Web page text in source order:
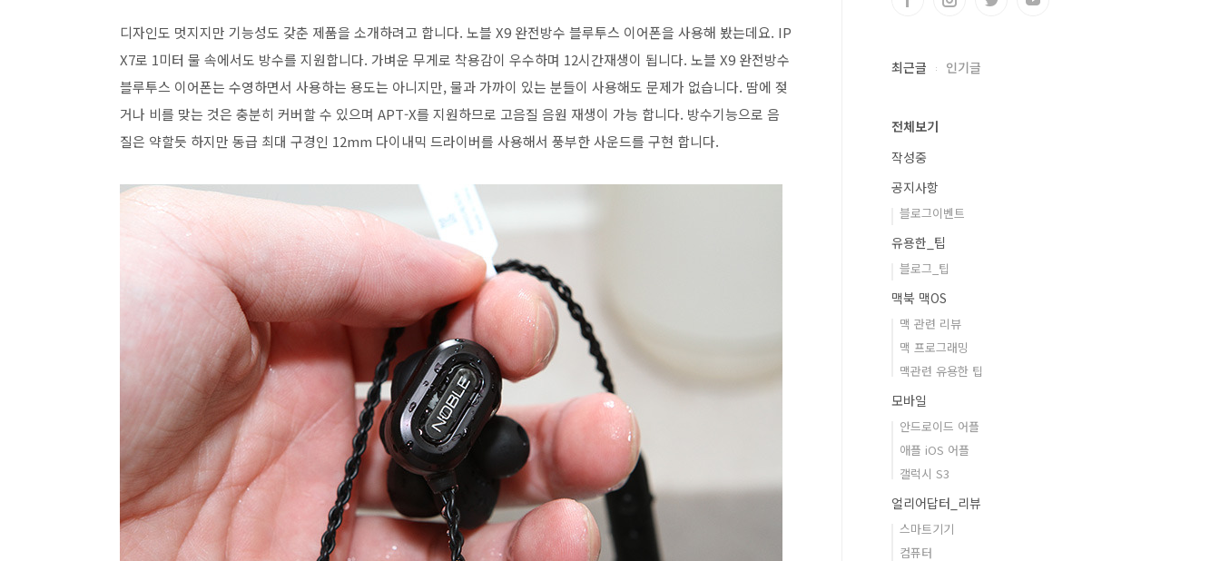
디자인도 멋지지만 기능성도 갖춘 제품을 소개하려고 합니다. 노블 X9 완전방수 블루투스 이어폰을 사용해 봤는데요. IP
X7로 1미터 물 속에서도 방수를 지원합니다. 가벼운 무게로 착용감이 우수하며 12시간재생이 됩니다. 노블 X9 완전방수
블루투스 이어폰는 수영하면서 사용하는 용도는 아니지만, 물과 가까이 있는 분들이 사용해도 문제가 없습니다. 땀에 젖
거나 비를 맞는 것은 충분히 커버할 수 있으며 APT-X를 지원하므로 고음질 음원 재생이 가능 합니다. 방수기능으로 음
질은 약할듯 하지만 동급 최대 구경인 12mm 다이내믹 드라이버를 사용해서 풍부한 사운드를 구현 합니다.
최근글 인기글
전체보기
작성중
공지사항
블로그이벤트
유용한_팁
블로그_팁
맥북 맥OS
맥 관련 리뷰
맥 프로그래밍
맥관련 유용한 팁
모바일
안드로이드 어플
애플 iOS 어플
갤럭시 S3
얼리어답터_리뷰
스마트기기
컴퓨터